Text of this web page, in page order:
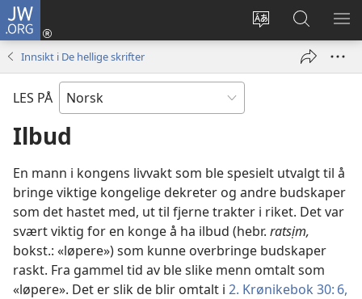
JW.ORG
Endre
Logg
inn
vindu)
Søk
på
JW.ORG
VIS
Innsikt i De hellige skrifter
LES PÅ
Ilbud
En mann i kongens livvakt som ble spesielt utvalgt til å
bringe viktige kongelige dekreter og andre budskaper
som det hastet med, ut til fjerne trakter i riket. Det var
svært viktig for en konge å ha ilbud (hebr. ratsịm,
bokst.: «løpere») som kunne overbringe budskaper
raskt. Fra gammel tid av ble slike menn omtalt som
«løpere». Det er slik de blir omtalt i 2. Krønikebok 30: 6,